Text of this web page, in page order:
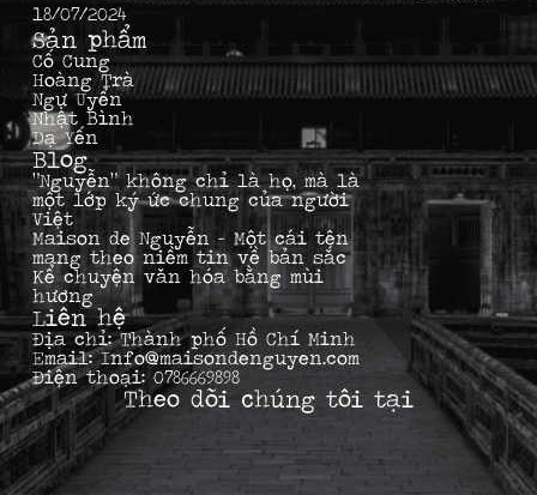
18/07/2024
Sản phẩm
Cố Cung
Hoàng Trà
Ngự Uyển
Nhật Bình
Dạ Yến
Blog
“Nguyễn” không chỉ là họ, mà là
một lớp ký ức chung của người
Việt
Maison de Nguyễn – Một cái tên
mang theo niềm tin về bản sắc
Kể chuyện văn hóa bằng mùi
hương
Liên hệ
Địa chỉ: Thành phố Hồ Chí Minh
Email: Info@maisondenguyen.com
Điện thoại: 0786669898
Theo dõi chúng tôi tại